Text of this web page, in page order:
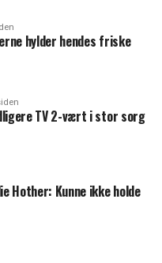
hylder hendes friske
TV 2-vært i stor sorg
Hother: Kunne ikke holde